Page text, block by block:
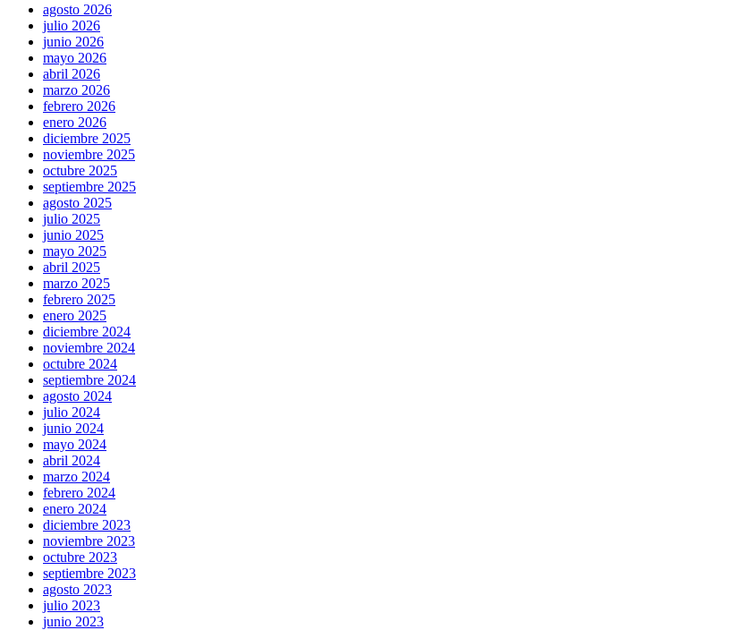
agosto 2026
julio 2026
junio 2026
mayo 2026
abril 2026
marzo 2026
febrero 2026
enero 2026
diciembre 2025
noviembre 2025
octubre 2025
septiembre 2025
agosto 2025
julio 2025
junio 2025
mayo 2025
abril 2025
marzo 2025
febrero 2025
enero 2025
diciembre 2024
noviembre 2024
octubre 2024
septiembre 2024
agosto 2024
julio 2024
junio 2024
mayo 2024
abril 2024
marzo 2024
febrero 2024
enero 2024
diciembre 2023
noviembre 2023
octubre 2023
septiembre 2023
agosto 2023
julio 2023
junio 2023